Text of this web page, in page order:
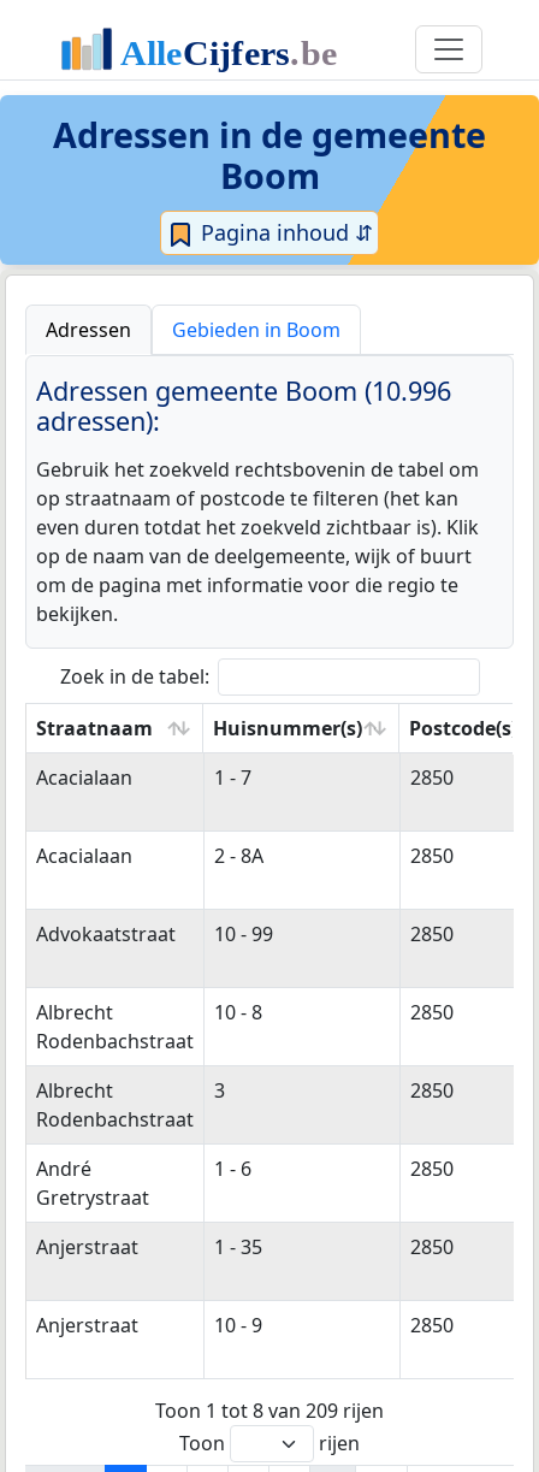
Adressen in de gemeente
Boom
Pagina inhoud ⇵
Adressen Gebieden in Boom
Adressen gemeente Boom (10.996
adressen):
Gebruik het zoekveld rechtsbovenin de tabel om
op straatnaam of postcode te filteren (het kan
even duren totdat het zoekveld zichtbaar is). Klik
op de naam van de deelgemeente, wijk of buurt
om de pagina met informatie voor die regio te
bekijken.
Zoek in de tabel:
Straatnaam
Huisnummer(s)
Postcode(s)
Straatnaam
Huisnummer(s) Postcode(s)
Acacialaan 1 - 7 2850
Acacialaan 2 - 8A 2850
Advokaatstraat 10 - 99 2850
Albrecht
Rodenbachstraat
10 - 8 2850
Albrecht
Rodenbachstraat
3 2850
André
Gretrystraat
1 - 6 2850
Anjerstraat 1 - 35 2850
Anjerstraat 10 - 9 2850
Toon 1 tot 8 van 209 rijen
Toon
rijen